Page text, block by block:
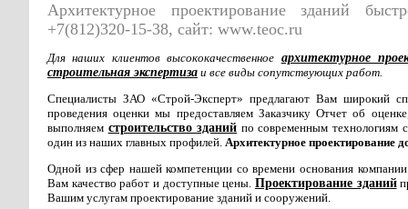
Архитектурное проектирование зданий
+7(812)320-15-38, сайт: www.teoc.ru
Для наших клиентов высококачественное архитектурное
строительная экспертиза и все виды сопутствующих работ.
Специалисты ЗАО «Строй-Эксперт» предлагают Вам широкий
проведения оценки мы предоставляем Заказчику Отчет об
выполняем строительство зданий по современным технологиям
один из наших главных профилей. Архитектурное проектирование
Одной из сфер нашей компетенции со времени основания
Вам качество работ и доступные цены. Проектирование зданий
Вашим услугам проектирование зданий и сооружений.